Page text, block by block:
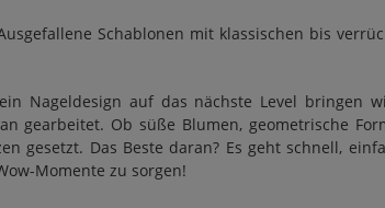
Schablonen mit klassischen bis
Nageldesign auf das nächste Level
gearbeitet. Ob süße Blumen, geometrische
gesetzt. Das Beste daran? Es geht schnell,
Momente zu sorgen!